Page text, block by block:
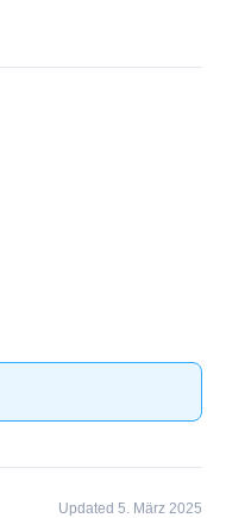
Updated 5. März 2025